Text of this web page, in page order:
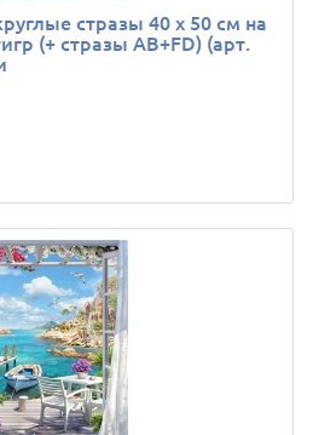
стразы 40 х 50 см на
(+ стразы AB+FD) (арт.